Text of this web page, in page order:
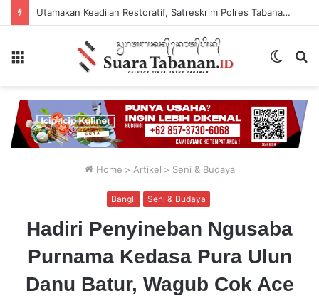
Utamakan Keadilan Restoratif, Satreskrim Polres Tabanan Gelar Perkara Kasus Penganiayaan Anak
Switch
Home > Artikel > Seni & Budaya
Bangli Seni & Budaya
Hadiri Penyineban Ngusaba
Purnama Kedasa Pura Ulun
Danu Batur, Wagub Cok Ace